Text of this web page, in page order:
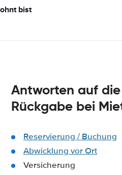
bist
Antworten auf
Rückgabe bei
Reservierung / Buchung
Abwicklung vor Ort
Versicherung